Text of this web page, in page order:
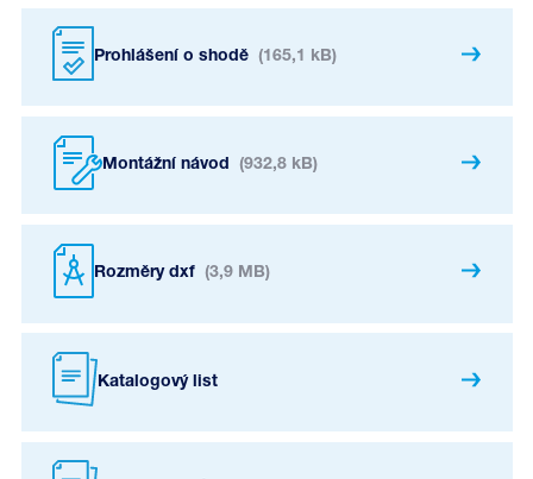
Prohlášení o shodě (165,1 kB)
Montážní návod (932,8 kB)
Rozměry dxf (3,9 MB)
Katalogový list